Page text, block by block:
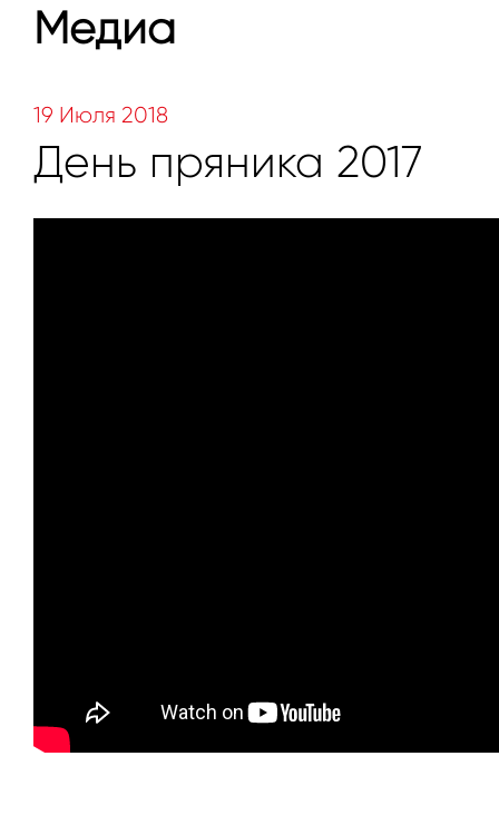
Медиа
19 Июля 2018
День пряника 2017